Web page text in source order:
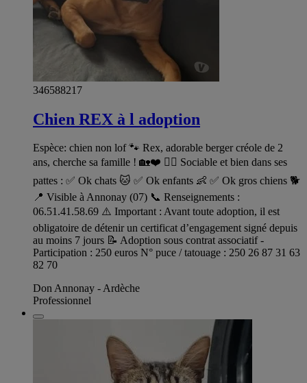
346588217
Chien REX à l adoption
Espèce: chien non lof 🐾 Rex, adorable berger créole de 2
ans, cherche sa famille ! 🏡❤️ 🐕‍🦺 Sociable et bien dans ses
pattes : ✅ Ok chats 🐱 ✅ Ok enfants 👶 ✅ Ok gros chiens 🐕
📍 Visible à Annonay (07) 📞 Renseignements :
06.51.41.58.69 ⚠️ Important : Avant toute adoption, il est
obligatoire de détenir un certificat d’engagement signé depuis
au moins 7 jours 📝 Adoption sous contrat associatif -
Participation : 250 euros N° puce / tatouage : 250 26 87 31 63
82 70
Don Annonay - Ardèche
Professionnel